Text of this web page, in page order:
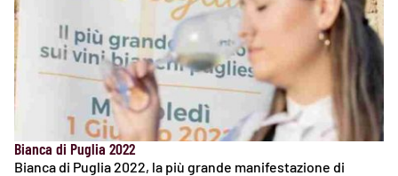
Bianca di Puglia 2022
Bianca di Puglia 2022, la più grande manifestazione di